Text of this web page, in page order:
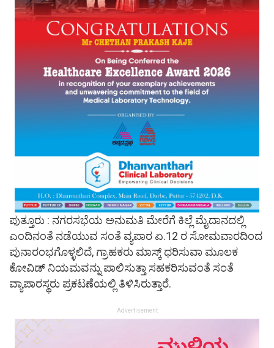
ಪುತ್ತೂರು : ನಗರಸಭೆಯ ಅನುಮತಿ ಮೇರೆಗೆ ಕಿಲ್ಲೆ ಮೈದಾನದಲ್ಲಿ
ಎಂದಿನಂತೆ ನಡೆಯುವ ಸಂತೆ ವ್ಯಪಾರ ಏ.12 ರ ಸೋಮವಾರದಿಂದ
ಪುನಾರಂಭಗೊಳ್ಳಲಿದೆ, ಗ್ರಾಹಕರು ಮಾಸ್ಕ್ ಧರಿಸುವಾ ಮೂಲಕ
ಕೋವಿಡ್ ನಿಯಮವನ್ನು ಪಾಲಿಸುತ್ತಾ ಸಹಕರಿಸುವಂತೆ ಸಂತೆ
ವ್ಯಾಪಾರಸ್ಥರು ಪ್ರಕಟಣೆಯಲ್ಲಿ ತಿಳಿಸಿರುತ್ತಾರೆ.
Advertisement